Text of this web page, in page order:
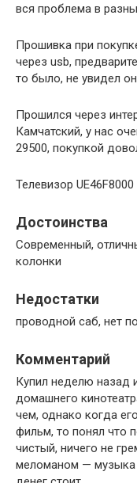
вся проблема в
Прошивка при
через usb,
то было, не увидел
Прошился через
Камчатский, у нас
29500, покупкой
Телевизор UE46F8000
Достоинства
Современный,
колонки
Недостатки
проводной саб, нет
Комментарий
Купил неделю назад
домашнего
чем, однако когда
фильм, то понял что
чистый, ничего не
меломаном — музыка